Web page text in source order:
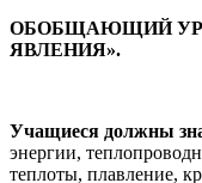
ОБОБЩАЮЩИЙ
ЯВЛЕНИЯ».
Учащиеся должны
энергии,
теплоты, плавление,